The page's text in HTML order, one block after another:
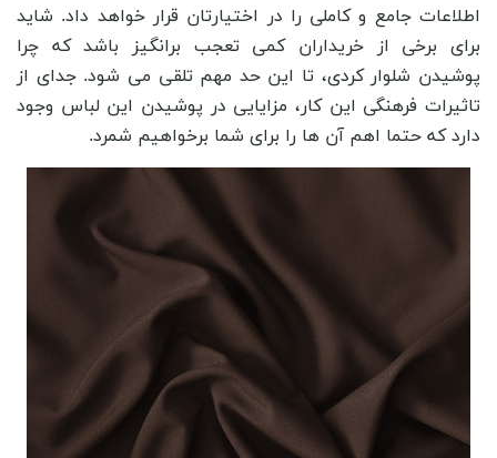
اطلاعات جامع و کاملی را در اختیارتان قرار خواهد داد. شاید
برای برخی از خریداران کمی تعجب برانگیز باشد که چرا
پوشیدن شلوار کردی، تا این حد مهم تلقی می شود. جدای از
تاثیرات فرهنگی این کار، مزایایی در پوشیدن این لباس وجود
دارد که حتما اهم آن ها را برای شما برخواهیم شمرد.